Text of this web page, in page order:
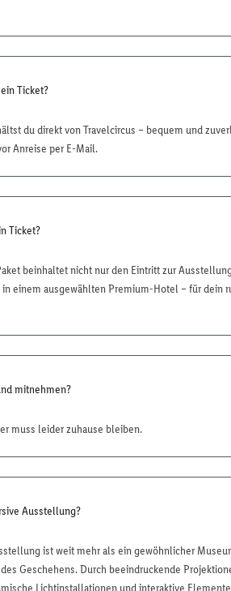
Ticket?
du direkt von Travelcircus – bequem und
Anreise per E-Mail.
Ticket?
beinhaltet nicht nur den Eintritt zur
einem ausgewählten Premium-Hotel – für dein
mitnehmen?
muss leider zuhause bleiben.
Ausstellung?
ist weit mehr als ein gewöhnlicher
Geschehens. Durch beeindruckende
Lichtinstallationen und interaktive